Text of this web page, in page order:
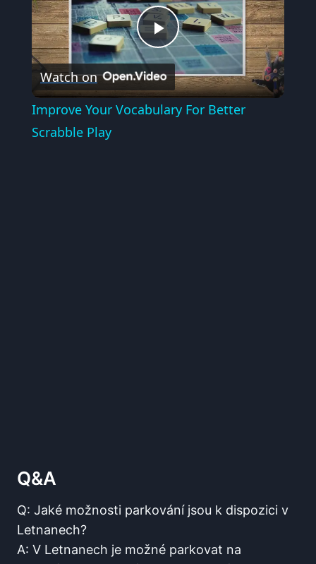
Play
Video
Watch on
Improve Your Vocabulary For Better
Scrabble Play
Q&A
Q: Jaké možnosti parkování jsou k dispozici v
Letnanech?
A: V Letnanech je‌ možné ​parkovat na